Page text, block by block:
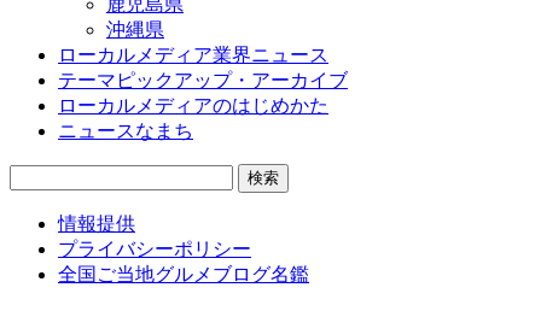
沖縄県
ローカルメディア業界ニュース
テーマピックアップ・アーカイブ
ローカルメディアのはじめかた
ニュースなまち
情報提供
プライバシーポリシー
全国ご当地グルメブログ名鑑